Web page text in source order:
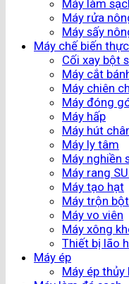
Máy làm
Máy rửa
Máy sấy
Máy chế biến
Cối xay bột
Máy cắt
Máy chiên
Máy đóng
Máy hấp
Máy hút
Máy ly tâm
Máy nghiền
Máy rang
Máy tạo hạt
Máy trộn bột
Máy vo viên
Máy xông
Thiết bị lão
Máy ép
Máy ép thủy